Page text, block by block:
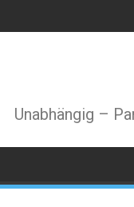
Unabhängig –